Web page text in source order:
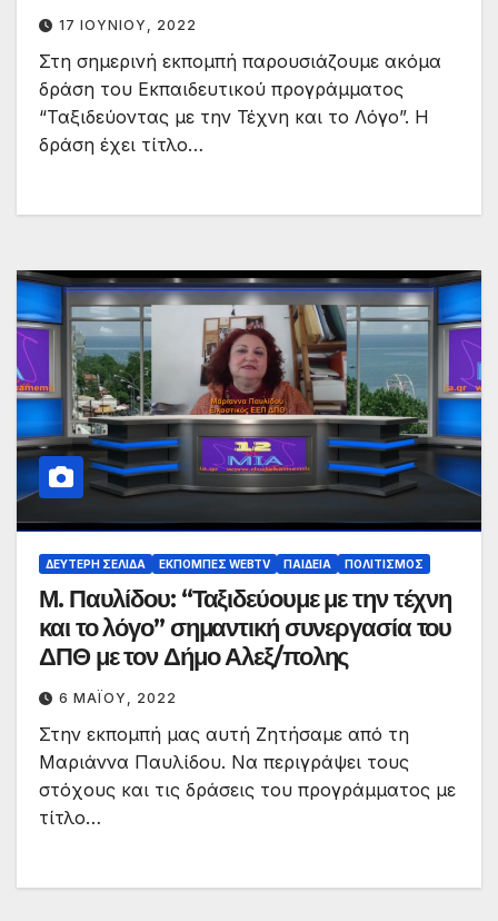
17 ΙΟΥΝΊΟΥ, 2022
Στη σημερινή εκπομπή παρουσιάζουμε ακόμα
δράση του Εκπαιδευτικού προγράμματος
“Ταξιδεύοντας με την Τέχνη και το Λόγο”. Η
δράση έχει τίτλο…
ΔΕΎΤΕΡΗ ΣΕΛΊΔΑ ΕΚΠΟΜΠΈΣ WEBTV ΠΑΙΔΕΊΑ ΠΟΛΙΤΙΣΜΌΣ
Μ. Παυλίδου: “Ταξιδεύουμε με την τέχνη
και το λόγο” σημαντική συνεργασία του
ΔΠΘ με τον Δήμο Αλεξ/πολης
6 ΜΑΪ́ΟΥ, 2022
Στην εκπομπή μας αυτή Ζητήσαμε από τη
Μαριάννα Παυλίδου. Να περιγράψει τους
στόχους και τις δράσεις του προγράμματος με
τίτλο…